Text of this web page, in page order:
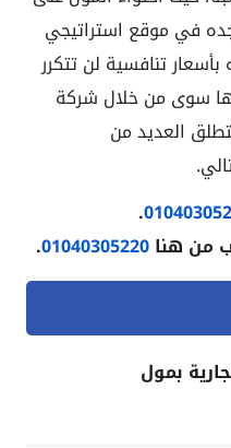
في موقع استراتيجي
تنافسية لن تتكرر
سوى من خلال شركة
العديد من
.
من هنا01040305220
.
بمول